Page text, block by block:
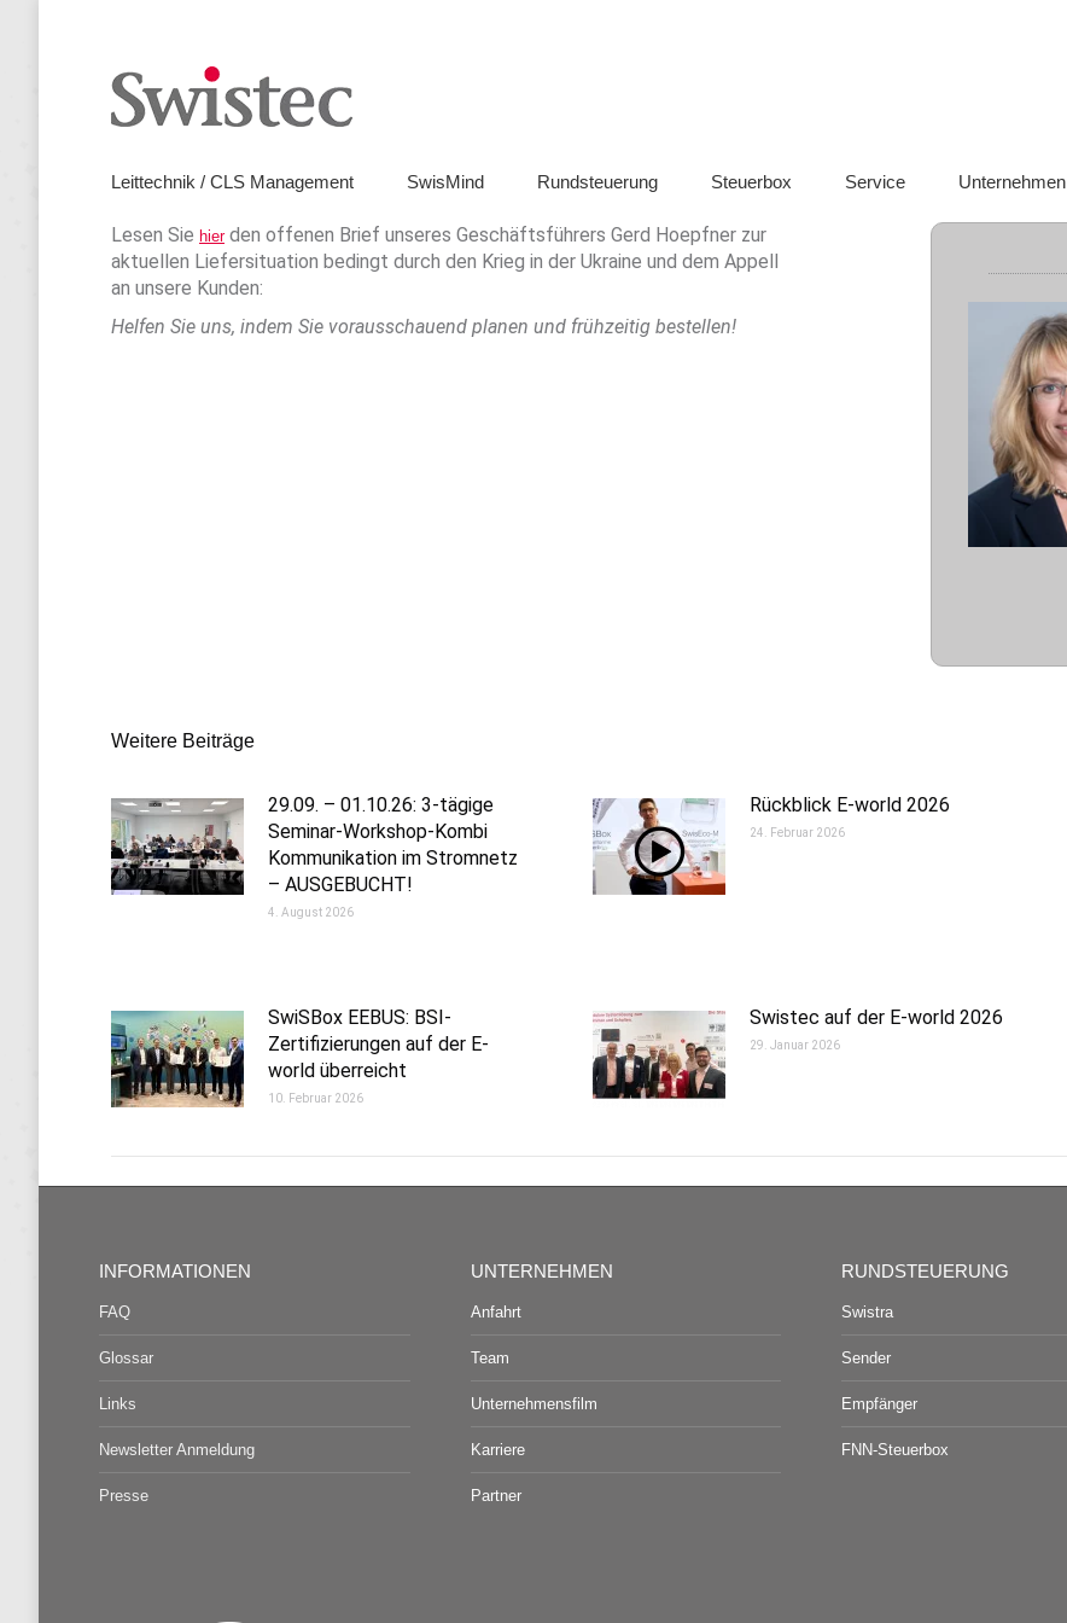
Leittechnik / CLS Management SwisMind Rundsteuerung Steuerbox Service Unternehmen
Lesen Sie hierden offenen Brief unseres Geschäftsführers Gerd Hoepfner zur
aktuellen Liefersituation bedingt durch den Krieg in der Ukraine und dem Appell
an unsere Kunden:
Helfen Sie uns, indem Sie vorausschauend planen und frühzeitig bestellen!
Kommentarnavigation
Weitere Beiträge
29.09. – 01.10.26: 3-tägige
Seminar-Workshop-Kombi
Kommunikation im Stromnetz
– AUSGEBUCHT!
4. August 2026
Rückblick E-world 2026
24. Februar 2026
SwiSBox EEBUS: BSI-
Zertifizierungen auf der E-
world überreicht
10. Februar 2026
Swistec auf der E-world 2026
29. Januar 2026
INFORMATIONEN
FAQ
Glossar
Links
Newsletter Anmeldung
Presse
UNTERNEHMEN
Anfahrt
Team
Unternehmensfilm
Karriere
Partner
RUNDSTEUERUNG
Swistra
Sender
Empfänger
FNN-Steuerbox